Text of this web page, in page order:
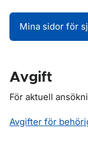
Mina sidor för
Avgift
För aktuell
Avgifter för